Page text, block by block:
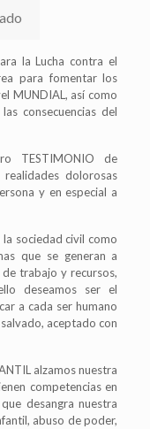
la Lucha contra el
para fomentar los
MUNDIAL, así como
consecuencias del
TESTIMONIO de
dolorosas
y en especial a
sociedad civil como
que se generan a
trabajo y recursos,
deseamos ser el
a cada ser humano
salvado, aceptado con
alzamos nuestra
competencias en
desangra nuestra
abuso de poder,